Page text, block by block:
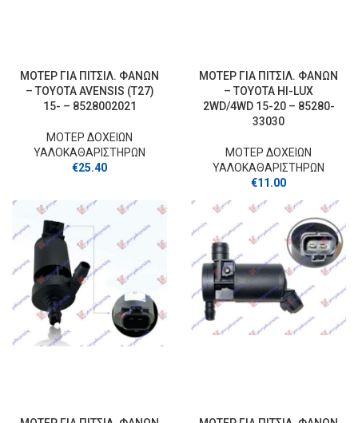
ΜΟΤΕΡ ΓΙΑ ΠΙΤΣΙΛ. ΦΑΝΩΝ
– TOYOTA AVENSIS (T27)
15- – 8528002021
ΜΟΤΕΡ ΔΟΧΕΙΩΝ
ΥΑΛΟΚΑΘΑΡΙΣΤΗΡΩΝ
€25.40
ΜΟΤΕΡ ΓΙΑ ΠΙΤΣΙΛ. ΦΑΝΩΝ
– TOYOTA HI-LUX
2WD/4WD 15-20 – 85280-
33030
ΜΟΤΕΡ ΔΟΧΕΙΩΝ
ΥΑΛΟΚΑΘΑΡΙΣΤΗΡΩΝ
€11.00